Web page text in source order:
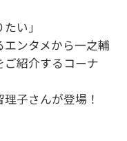
い」
ンタメから一之輔
紹介するコーナ
子さんが登場！